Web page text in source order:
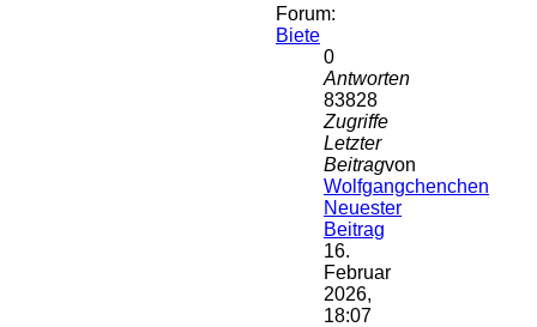
Forum:
Biete
0
Antworten
83828
Zugriffe
Letzter
Beitragvon
Wolfgangchenchen
Neuester
Beitrag
16.
Februar
2026,
18:07